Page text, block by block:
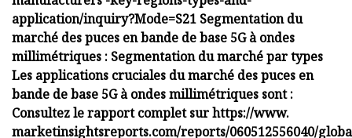
application/inquiry?Mode=S21 Segmentation du
marché des puces en bande de base 5G à ondes
millimétriques : Segmentation du marché par types
Les applications cruciales du marché des puces en
bande de base 5G à ondes millimétriques sont :
Consultez le rapport complet sur https://www.
marketinsightsreports.com/reports/060512556040/